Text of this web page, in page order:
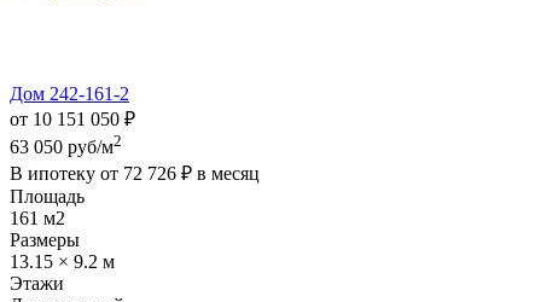
Дом 242-161-2
от 10 151 050 ₽
63 050 руб/м2
В ипотеку от 72 726 ₽ в месяц
Площадь
161 м2
Размеры
13.15 × 9.2 м
Этажи